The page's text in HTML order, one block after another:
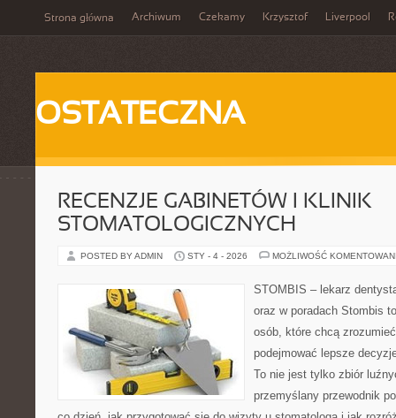
Strona główna Archiwum Czekamy Krzysztof Liverpool
OSTATECZNA
RECENZJE GABINETÓW I KLINIK
STOMATOLOGICZNYCH
POSTED BY ADMIN STY - 4 - 2026 MOŻLIWOŚĆ
STOMBIS – lekarz
oraz w poradach Stombis
osób, które chcą
podejmować lepsze
To nie jest tylko zbiór
przemyślany przewodnik